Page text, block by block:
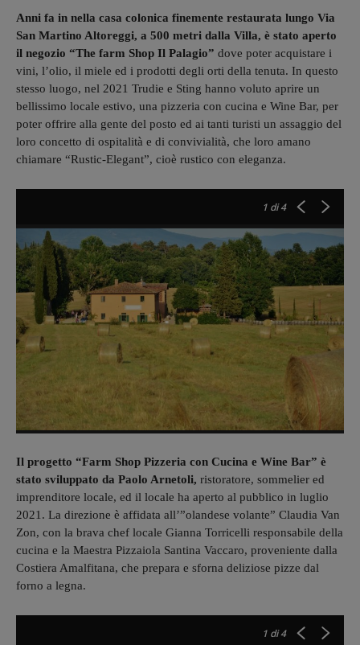
Anni fa in nella casa colonica finemente restaurata lungo Via
San Martino Altoreggi, a 500 metri dalla Villa, è stato aperto
il negozio “The farm Shop Il Palagio” dove poter acquistare i
vini, l’olio, il miele ed i prodotti degli orti della tenuta. In questo
stesso luogo, nel 2021 Trudie e Sting hanno voluto aprire un
bellissimo locale estivo, una pizzeria con cucina e Wine Bar, per
poter offrire alla gente del posto ed ai tanti turisti un assaggio del
loro concetto di ospitalità e di convivialità, che loro amano
chiamare “Rustic-Elegant”, cioè rustico con eleganza.
1 di 4
Il progetto “Farm Shop Pizzeria con Cucina e Wine Bar” è
stato sviluppato da Paolo Arnetoli, ristoratore, sommelier ed
imprenditore locale, ed il locale ha aperto al pubblico in luglio
2021. La direzione è affidata all’”olandese volante” Claudia Van
Zon, con la brava chef locale Gianna Torricelli responsabile della
cucina e la Maestra Pizzaiola Santina Vaccaro, proveniente dalla
Costiera Amalfitana, che prepara e sforna deliziose pizze dal
forno a legna.
1 di 4